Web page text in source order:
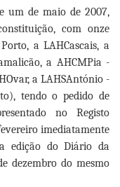
um de maio de 2007,
com onze
a LAHCascais, a
a AHCMPia -
a LAHSAntónio -
tendo o pedido de
no Registo
imediatamente
edição do Diário da
dezembro do mesmo